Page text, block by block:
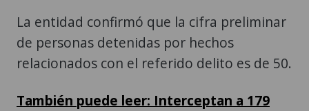
La entidad confirmó que la cifra preliminar
de personas detenidas por hechos
relacionados con el referido delito es de 50.
También puede leer: Interceptan a 179